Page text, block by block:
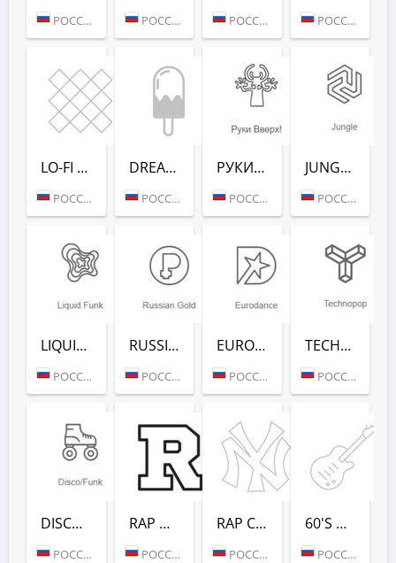
РОССИЯ (МОСКВА) РОССИЯ (МОСКВА) РОССИЯ (МОСКВА) РОССИЯ (МОСКВА)
LO-FI (РАДИО РЕКОРД)
РОССИЯ (МОСКВА)
DREAM POP (РАДИО РЕКОРД)
РОССИЯ (МОСКВА)
РУКИ ВВЕРХ! (РАДИО РЕКОРД)
РОССИЯ (МОСКВА)
JUNGLE (РАДИО РЕКОРД)
РОССИЯ (МОСКВА)
LIQUID FUNK (РАДИО РЕКОРД)
РОССИЯ (МОСКВА)
RUSSIAN GOLD (РАДИО РЕКОРД)
РОССИЯ (МОСКВА)
EURODANCE (РАДИО РЕКОРД)
РОССИЯ (МОСКВА)
TECHNOPOP (РАДИО РЕКОРД)
РОССИЯ (МОСКВА)
DISCO/FUNK (РАДИО РЕКОРД)
РОССИЯ (МОСКВА)
RAP HITS (РАДИО РЕКОРД)
РОССИЯ (МОСКВА)
RAP CLASSICS (РАДИО РЕКОРД)
РОССИЯ (МОСКВА)
60'S DANCE (РАДИО РЕКОРД)
РОССИЯ (МОСКВА)